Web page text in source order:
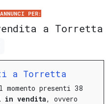
PER:
a Torretta
a Torretta
presenti 38
in vendita, ovvero